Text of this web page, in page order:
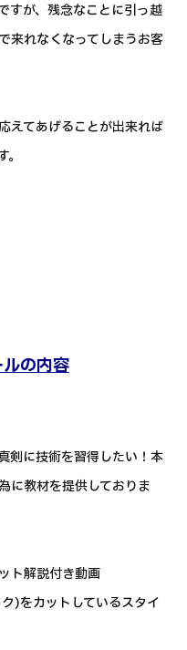
すが、残念なことに引っ越
来れなくなってしまうお客
えてあげることが出来れば
の内容
剣に技術を習得したい！本
に教材を提供しておりま
ト解説付き動画
)をカットしているスタイ